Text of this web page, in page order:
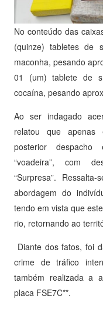
No conteúdo das
(quinze) tabletes de
maconha, pesando
01 (um) tablete de
cocaína, pesando
Ao ser indagado
relatou que apenas
posterior
“voadeira”, com
“Surpresa”.
abordagem do
tendo em vista que
rio, retornando ao
Diante dos fatos, foi
crime de tráfico
também realizada a
placa FSE7C**.